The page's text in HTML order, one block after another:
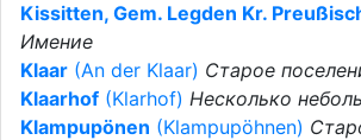
Kissitten, Gem. Legden Kr.
Имение
Klaar (An der Klaar) Старое
Klaarhof (Klarhof) Несколько
Klampupönen (Klampupöhnen)